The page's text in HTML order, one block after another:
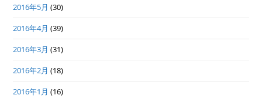
2016年5月 (30)
2016年4月 (39)
2016年3月 (31)
2016年2月 (18)
2016年1月 (16)